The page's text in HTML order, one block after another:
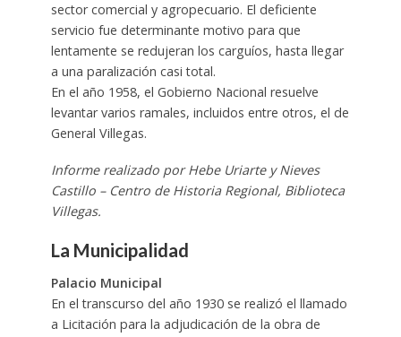
sector comercial y agropecuario. El deficiente
servicio fue determinante motivo para que
lentamente se redujeran los carguíos, hasta llegar
a una paralización casi total.
En el año 1958, el Gobierno Nacional resuelve
levantar varios ramales, incluidos entre otros, el de
General Villegas.
Informe realizado por Hebe Uriarte y Nieves
Castillo – Centro de Historia Regional, Biblioteca
Villegas.
La Municipalidad
Palacio Municipal
En el transcurso del año 1930 se realizó el llamado
a Licitación para la adjudicación de la obra de